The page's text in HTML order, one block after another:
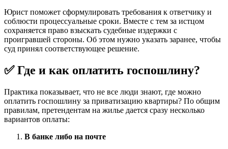
Юрист поможет сформулировать требования к ответчику и
соблюсти процессуальные сроки. Вместе с тем за истцом
сохраняется право взыскать судебные издержки с
проигравшей стороны. Об этом нужно указать заранее, чтобы
суд принял соответствующее решение.
✅ Где и как оплатить госпошлину?
Практика показывает, что не все люди знают, где можно
оплатить госпошлину за приватизацию квартиры? По общим
правилам, претендентам на жилье дается сразу несколько
вариантов оплаты:
В банке либо на почте